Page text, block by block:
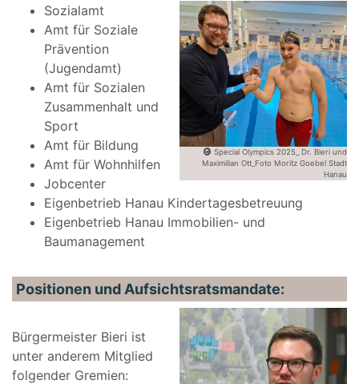
Special Olympics 2025_ Dr. Bieri und
Maximilian Ott_Foto Moritz Goebel Stadt
Hanau
Sozialamt
Amt für Soziale
Prävention
(Jugendamt)
Amt für Sozialen
Zusammenhalt und
Sport
Amt für Bildung
Amt für Wohnhilfen
Jobcenter
Eigenbetrieb Hanau Kindertagesbetreuung
Eigenbetrieb Hanau Immobilien- und
Baumanagement
Positionen und Aufsichtsratsmandate:
Bürgermeister Bieri ist
unter anderem Mitglied
folgender Gremien: